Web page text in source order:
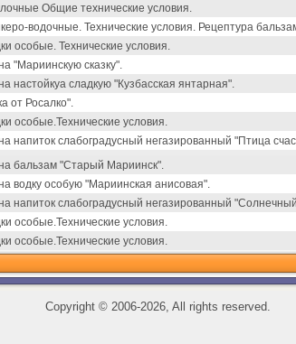
Общие технические условия.
водочные. Технические условия. Рецептура
особые. Технические условия.
"Мариинскую сказку".
настойкуа сладкую "Кузбасская янтарная".
от Росалко".
особые.Технические условия.
напиток слабоградусный негазированный "Птица
бальзам "Старый Мариинск".
водку особую "Мариинская анисовая".
напиток слабоградусный негазированный
особые.Технические условия.
особые.Технические условия.
Copyright ©2006-2026, All rights reserved.